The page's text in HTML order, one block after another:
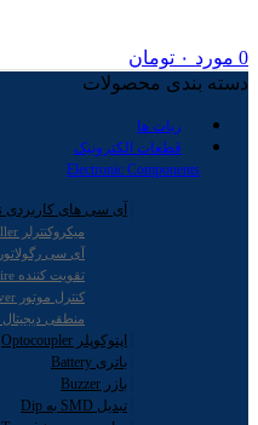
0 مورد ۰ تومان
دسته بندی محصولات
ربات ها
قطعات الکترونیک
Electronic Components
آی سی های کاربردی Integrated Circuits
میکروکنترلر Microcontroller
آی سی رگولاتور Regulator
تقویت کننده Operation Amplifire
کنترل موتور Motor Driver
منطقی دیجیتال Logic
اپتوکوپلر Optocoupler
باتری Battery
بازر Buzzer
تبدیل SMD به Dip